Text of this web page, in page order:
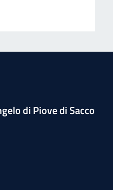
di Piove di Sacco